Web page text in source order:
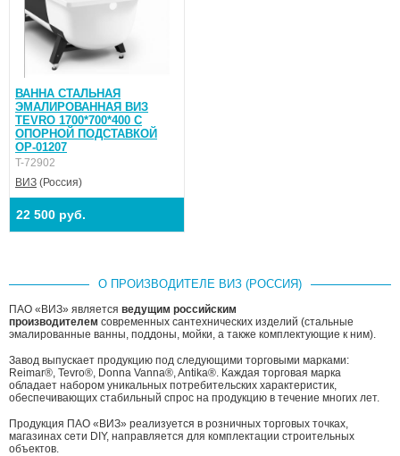
ВАННА СТАЛЬНАЯ
ЭМАЛИРОВАННАЯ ВИЗ
TEVRO 1700*700*400 С
ОПОРНОЙ ПОДСТАВКОЙ
ОР-01207
T-72902
ВИЗ (Россия)
22 500 руб.
О ПРОИЗВОДИТЕЛЕ ВИЗ (РОССИЯ)
ПАО «ВИЗ» является ведущим российским
производителем современных сантехнических изделий (стальные
эмалированные ванны, поддоны, мойки, а также комплектующие к ним).
Завод выпускает продукцию под следующими торговыми марками:
Reimar®, Tevro®, Donna Vanna®, Antika®. Каждая торговая марка
обладает набором уникальных потребительских характеристик,
обеспечивающих стабильный спрос на продукцию в течение многих лет.
Продукция ПАО «ВИЗ» реализуется в розничных торговых точках,
магазинах сети DIY, направляется для комплектации строительных
объектов.